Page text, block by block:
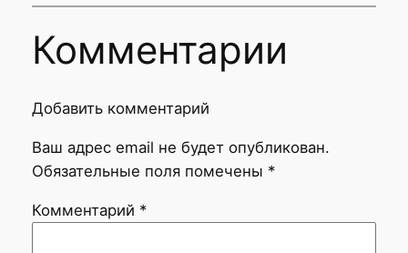
Комментарии
Добавить комментарий
Ваш адрес email не будет опубликован.
Обязательные поля помечены *
Комментарий *